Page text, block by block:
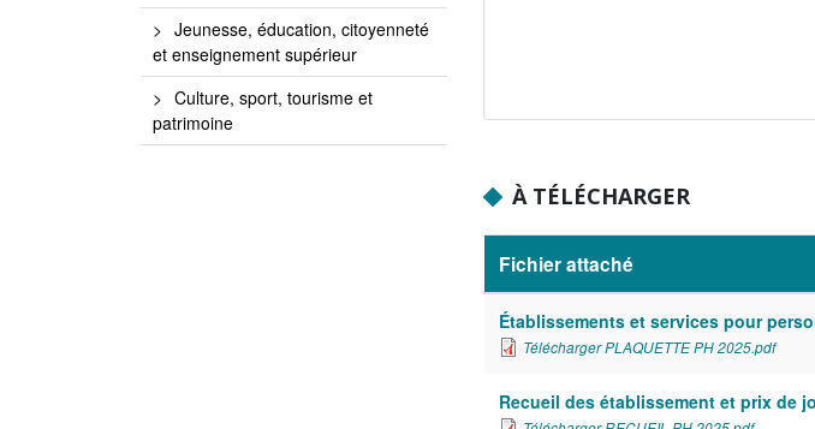
À TÉLÉCHARGER
Fichier attaché
Établissements et services pour
Télécharger PLAQUETTE PH 2025.pdf
Recueil des établissement et prix de
Jeunesse, éducation, citoyenneté
et enseignement supérieur
Culture, sport, tourisme et
patrimoine